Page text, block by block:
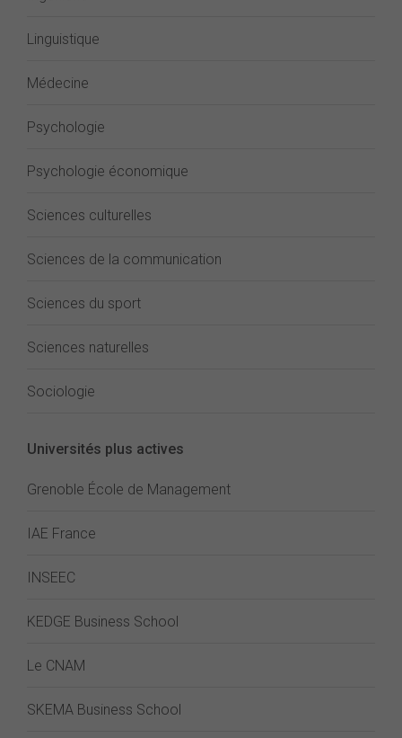
Linguistique
Médecine
Psychologie
Psychologie économique
Sciences culturelles
Sciences de la communication
Sciences du sport
Sciences naturelles
Sociologie
Universités plus actives
Grenoble École de Management
IAE France
INSEEC
KEDGE Business School
Le CNAM
SKEMA Business School